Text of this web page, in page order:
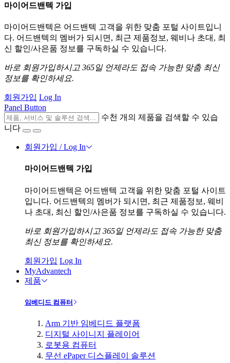
마이어드밴텍 가입
마이어드밴텍은 어드밴텍 고객을 위한 맞춤 포털 사이트입니
다. 어드밴텍의 멤버가 되시면, 최근 제품정보, 웨비나 초대, 최
신 할인/사은품 정보를 구독하실 수 있습니다.
바로 회원가입하시고 365일 언제라도 접속 가능한 맞춤 최신
정보를 확인하세요.
회원가입 Log In
Panel Button
수천 개의 제품을 검색할 수 있습
니다
회원가입 / Log In
마이어드밴텍 가입
마이어드밴텍은 어드밴텍 고객을 위한 맞춤 포털 사이트
입니다. 어드밴텍의 멤버가 되시면, 최근 제품정보, 웨비
나 초대, 최신 할인/사은품 정보를 구독하실 수 있습니다.
바로 회원가입하시고 365일 언제라도 접속 가능한 맞춤
최신 정보를 확인하세요.
회원가입 Log In
MyAdvantech
제품
임베디드 컴퓨터
Arm 기반 임베디드 플랫폼
디지털 사이니지 플레이어
로봇용 컴퓨터
무선 ePaper 디스플레이 솔루션